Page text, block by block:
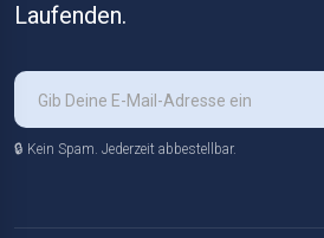
Laufenden.
🔒 Kein Spam. Jederzeit abbestellbar.